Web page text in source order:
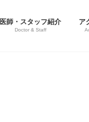
医師・スタッフ紹介
Doctor & Staff
ア